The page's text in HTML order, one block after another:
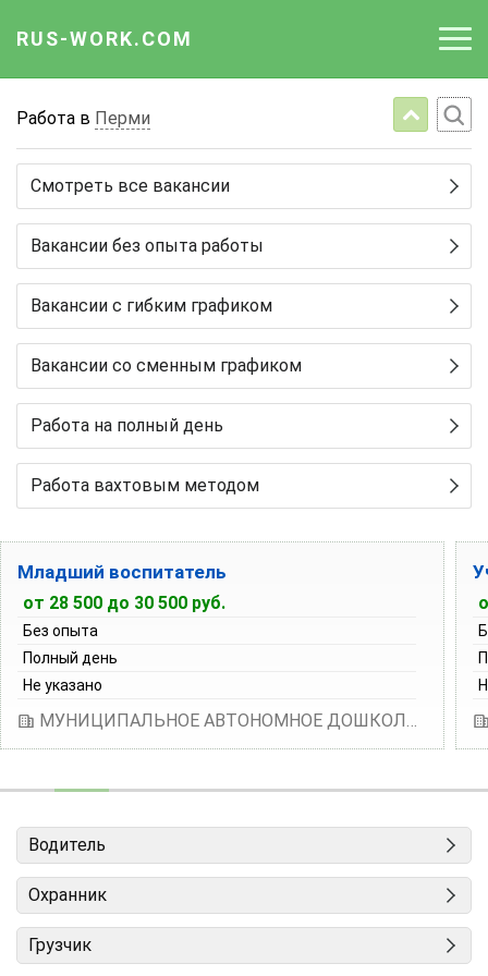
RUS-WORK.COM
Вакансии
Отрасли
Профессии
Работодателю
Работа в Перми
Смотреть все вакансии
Вакансии без опыта работы
Вакансии с гибким графиком
Вакансии со сменным графиком
Работа на полный день
Работа вахтовым методом
Младший воспитатель
от 28 500 до 30 500 руб.
Без опыта
Полный день
Не указано
МУНИЦИПАЛЬНОЕ АВТОНОМНОЕ ДОШКОЛЬНОЕ ОБРАЗОВАТЕЛЬНОЕ УЧРЕЖДЕНИЕ "ДЕТСКИЙ САД "ГАЛАКТИКА" Г. ПЕРМИ
Водитель
Охранник
Грузчик